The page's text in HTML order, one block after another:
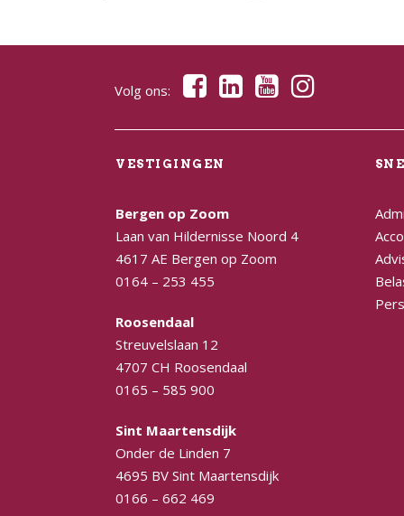
Volg ons:
VESTIGINGEN
Bergen op Zoom
Laan van Hildernisse Noord 4
4617 AE Bergen op Zoom
0164 – 253 455
Roosendaal
Streuvelslaan 12
4707 CH Roosendaal
0165 – 585 900
Sint Maartensdijk
Onder de Linden 7
4695 BV Sint Maartensdijk
0166 – 662 469